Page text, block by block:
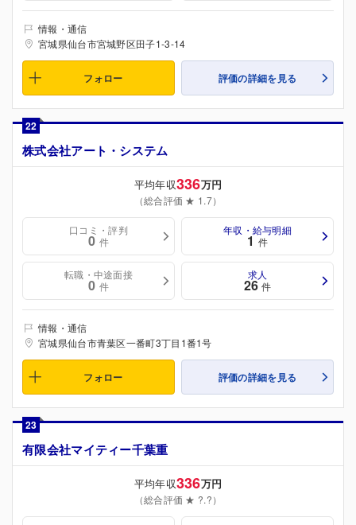
情報・通信
宮城県仙台市宮城野区田子1-3-14
フォロー 評価の詳細を見る
22
株式会社アート・システム
平均年収336万円
（総合評価 ★ 1.7）
口コミ・評判
0 件
年収・給与明細
1 件
転職・中途面接
0 件
求人
26 件
情報・通信
宮城県仙台市青葉区一番町3丁目1番1号
フォロー 評価の詳細を見る
23
有限会社マイティー千葉重
平均年収336万円
（総合評価 ★ ?.?）